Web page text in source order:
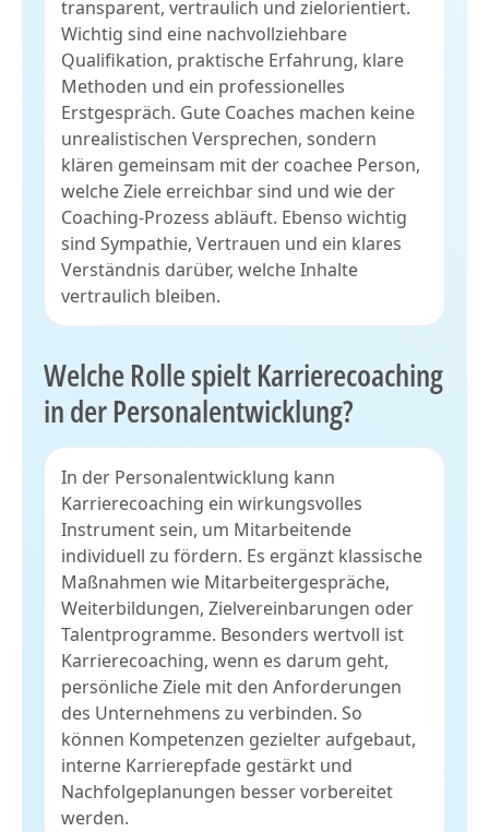
transparent, vertraulich und zielorientiert.
Wichtig sind eine nachvollziehbare
Qualifikation, praktische Erfahrung, klare
Methoden und ein professionelles
Erstgespräch. Gute Coaches machen keine
unrealistischen Versprechen, sondern
klären gemeinsam mit der coachee Person,
welche Ziele erreichbar sind und wie der
Coaching-Prozess abläuft. Ebenso wichtig
sind Sympathie, Vertrauen und ein klares
Verständnis darüber, welche Inhalte
vertraulich bleiben.
Welche Rolle spielt Karrierecoaching
in der Personalentwicklung?
In der Personalentwicklung kann
Karrierecoaching ein wirkungsvolles
Instrument sein, um Mitarbeitende
individuell zu fördern. Es ergänzt klassische
Maßnahmen wie Mitarbeitergespräche,
Weiterbildungen, Zielvereinbarungen oder
Talentprogramme. Besonders wertvoll ist
Karrierecoaching, wenn es darum geht,
persönliche Ziele mit den Anforderungen
des Unternehmens zu verbinden. So
können Kompetenzen gezielter aufgebaut,
interne Karrierepfade gestärkt und
Nachfolgeplanungen besser vorbereitet
werden.